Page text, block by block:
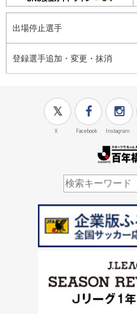
出場停止選手
登録選手追加・変更・抹消
X Facebook Instagram